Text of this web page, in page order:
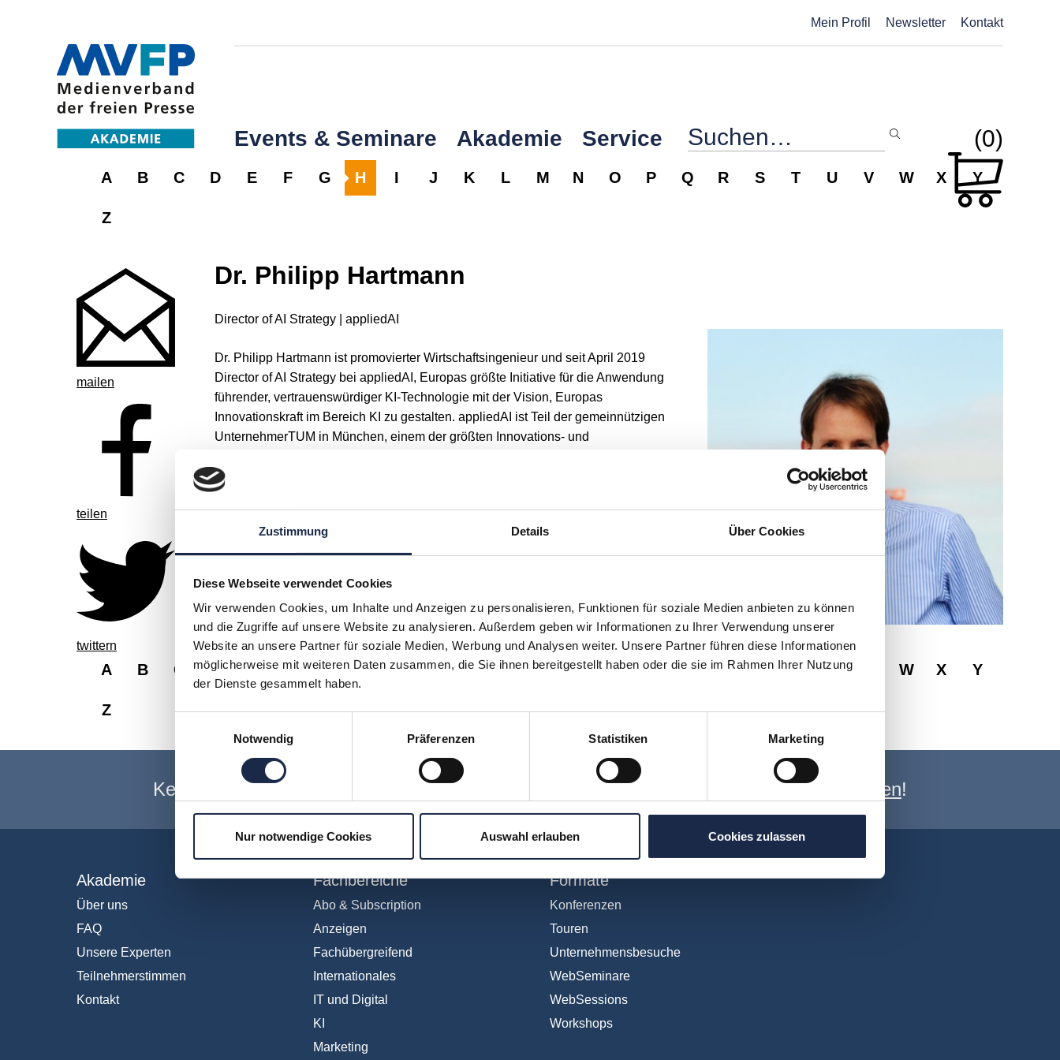
Zustimmung Details Über Cookies
Diese Webseite verwendet Cookies
Wir verwenden Cookies, um Inhalte und Anzeigen zu personalisieren, Funktionen für soziale Medien anbieten zu können
und die Zugriffe auf unsere Website zu analysieren. Außerdem geben wir Informationen zu Ihrer Verwendung unserer
Website an unsere Partner für soziale Medien, Werbung und Analysen weiter. Unsere Partner führen diese Informationen
möglicherweise mit weiteren Daten zusammen, die Sie ihnen bereitgestellt haben oder die sie im Rahmen Ihrer Nutzung
der Dienste gesammelt haben.
Notwendig
Präferenzen Statistiken Marketing
Nur notwendige Cookies Auswahl erlauben Cookies zulassen
Mein Profil Newsletter Kontakt
Events & Seminare Akademie Service (0)
A B C D E F G H I J K L M N O P Q R S T U V W X Y
Z
mailen
teilen
twittern
Dr. Philipp Hartmann
Director of AI Strategy | appliedAI
Dr. Philipp Hartmann ist promovierter Wirtschaftsingenieur und seit April 2019
Director of AI Strategy bei appliedAI, Europas größte Initiative für die Anwendung
führender, vertrauenswürdiger KI-Technologie mit der Vision, Europas
Innovationskraft im Bereich KI zu gestalten. appliedAI ist Teil der gemeinnützigen
UnternehmerTUM in München, einem der größten Innovations- und
A B C D E F G H I J K L M N O P Q R S T U W X Y
Z
Keine Veranstaltung mehr verpassen: Jetzt für den MVFP Akademie Newsletter anmelden!
Akademie
Über uns
FAQ
Unsere Experten
Teilnehmerstimmen
Kontakt
Fachbereiche
Abo & Subscription
Anzeigen
Fachübergreifend
Internationales
IT und Digital
KI
Marketing
Formate
Konferenzen
Touren
Unternehmensbesuche
WebSeminare
WebSessions
Workshops